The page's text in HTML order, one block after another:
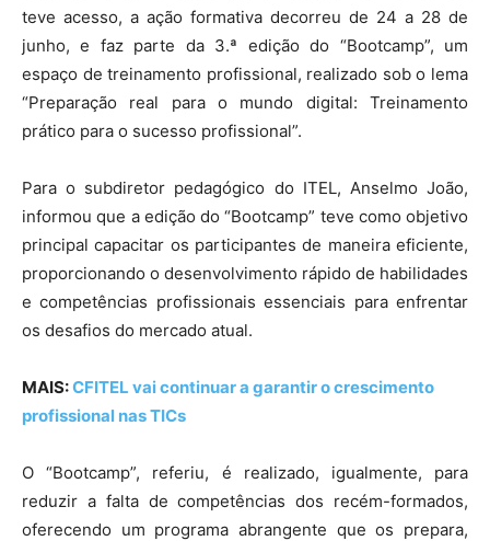
teve acesso, a ação formativa decorreu de 24 a 28 de
junho, e faz parte da 3.ª edição do “Bootcamp”, um
espaço de treinamento profissional, realizado sob o lema
“Preparação real para o mundo digital: Treinamento
prático para o sucesso profissional”.
Para o subdiretor pedagógico do ITEL, Anselmo João,
informou que a edição do “Bootcamp” teve como objetivo
principal capacitar os participantes de maneira eficiente,
proporcionando o desenvolvimento rápido de habilidades
e competências profissionais essenciais para enfrentar
os desafios do mercado atual.
MAIS:CFITEL vai continuar a garantir o crescimento
profissional nas TICs
O “Bootcamp”, referiu, é realizado, igualmente, para
reduzir a falta de competências dos recém-formados,
oferecendo um programa abrangente que os prepara,